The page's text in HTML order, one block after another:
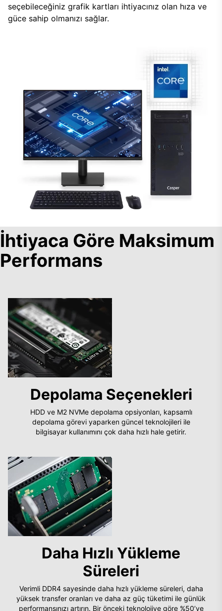
seçebileceğiniz grafik kartları ihtiyacınız olan hıza ve
güce sahip olmanızı sağlar.
İhtiyaca Göre Maksimum
Performans
Depolama Seçenekleri
HDD ve M2 NVMe depolama opsiyonları, kapsamlı
depolama görevi yaparken güncel teknolojileri ile
bilgisayar kullanımını çok daha hızlı hale getirir.
Daha Hızlı Yükleme
Süreleri
Verimli DDR4 sayesinde daha hızlı yükleme süreleri, daha
yüksek transfer oranları ve daha az güç tüketimi ile günlük
performansınızı artırın. Bir önceki teknolojiye göre %50’ye